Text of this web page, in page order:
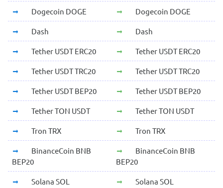
Dogecoin DOGE Dogecoin DOGE
Dash Dash
Tether USDT ERC20 Tether USDT ERC20
Tether USDT TRC20 Tether USDT TRC20
Tether USDT BEP20 Tether USDT BEP20
Tether TON USDT Tether TON USDT
Tron TRX Tron TRX
BinanceCoin BNB
BEP20
BinanceCoin BNB
BEP20
Solana SOL Solana SOL